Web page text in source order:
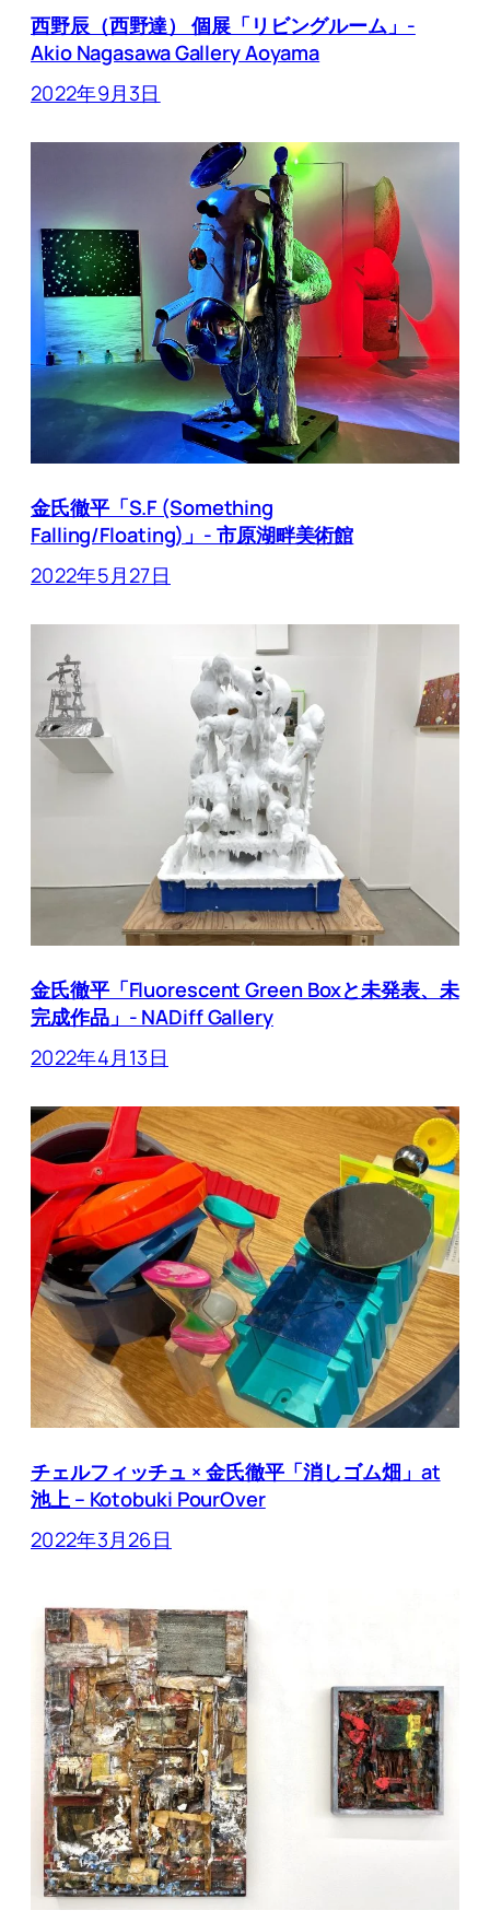
西野辰（西野達） 個展「リビングルーム」-
Akio Nagasawa Gallery Aoyama
2022年9月3日
金氏徹平「S.F (Something
Falling/Floating)」- 市原湖畔美術館
2022年5月27日
金氏徹平「Fluorescent Green Boxと未発表、未
完成作品」- NADiff Gallery
2022年4月13日
チェルフィッチュ × 金氏徹平「消しゴム畑」at
池上 – Kotobuki PourOver
2022年3月26日